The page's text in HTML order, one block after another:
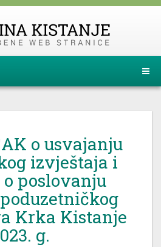
o usvajanju
izvještaja i
poslovanju
Krka Kistanje
g.